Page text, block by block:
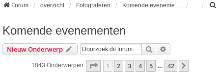
Forum overzicht Fotograferen
Komende evenementen
Nieuw Onderwerp Zoek
1043 Onderwerpen Pagina Van42
1 2 3 4 5 42